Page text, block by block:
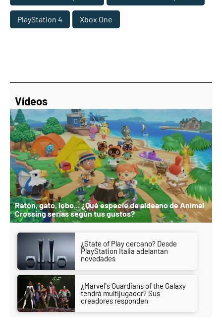
PlayStation 4 Xbox One
Vídeos
Ratón, gato, lobo... ¿Qué especie de aldeano de Animal
Crossing serías según tus gustos?
¿State of Play cercano? Desde
PlayStation Italia adelantan
novedades
¿Marvel’s Guardians of the Galaxy
tendrá multijugador? Sus
creadores responden